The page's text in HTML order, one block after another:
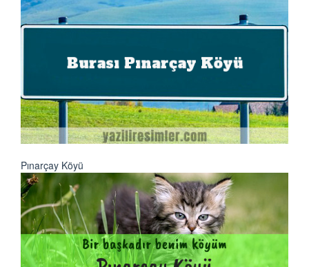
Pınarçay Köyü